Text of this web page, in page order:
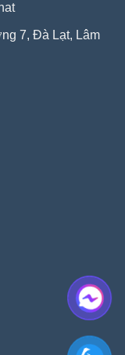
7, Đà Lạt, Lâm